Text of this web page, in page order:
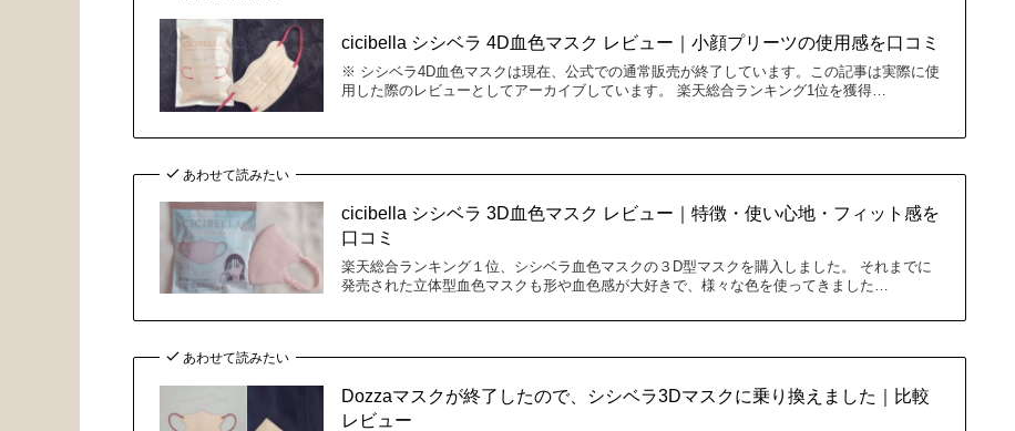
cicibella シシベラ 4D血色マスク レビュー｜小顔プリーツの使用感を口コミ
※ シシベラ4D血色マスクは現在、公式での通常販売が終了しています。この記事は実際に使
用した際のレビューとしてアーカイブしています。 楽天総合ランキング1位を獲得…
あわせて読みたい
cicibella シシベラ 3D血色マスク レビュー｜特徴・使い心地・フィット感を
口コミ
楽天総合ランキング１位、シシベラ血色マスクの３D型マスクを購入しました。 それまでに
発売された立体型血色マスクも形や血色感が大好きで、様々な色を使ってきました…
あわせて読みたい
Dozzaマスクが終了したので、シシベラ3Dマスクに乗り換えました｜比較
レビュー